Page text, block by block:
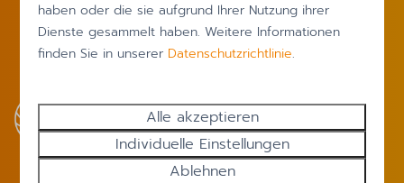
haben oder die sie aufgrund Ihrer Nutzung ihrer
Dienste gesammelt haben. Weitere Informationen
finden Sie in unserer Datenschutzrichtlinie.
Alle akzeptieren
Individuelle Einstellungen
Ablehnen